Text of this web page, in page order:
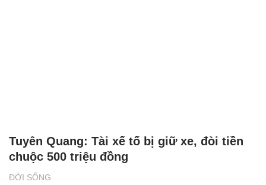
ĐỜI SỐNG
Tuyên Quang: Tài xế tố bị giữ xe, đòi tiền
chuộc 500 triệu đồng